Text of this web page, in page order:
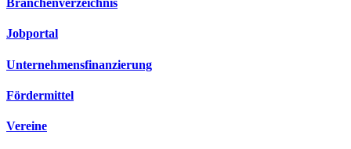
Branchenverzeichnis
Jobportal
Unternehmensfinanzierung
Fördermittel
Vereine